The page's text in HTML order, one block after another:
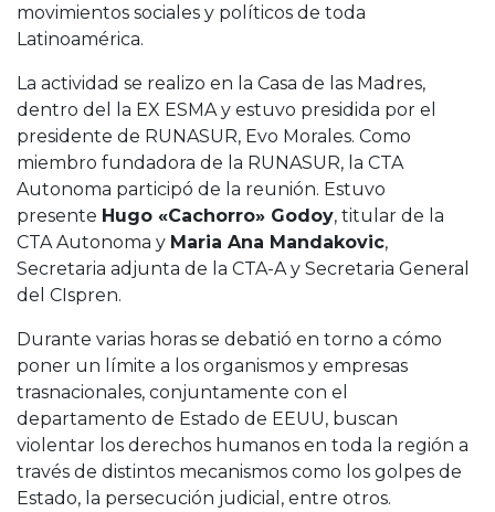
movimientos sociales y políticos de toda
Latinoamérica.
La actividad se realizo en la Casa de las Madres,
dentro del la EX ESMA y estuvo presidida por el
presidente de RUNASUR, Evo Morales. Como
miembro fundadora de la RUNASUR, la CTA
Autonoma participó de la reunión. Estuvo
presente Hugo «Cachorro» Godoy, titular de la
CTA Autonoma y Maria Ana Mandakovic,
Secretaria adjunta de la CTA-A y Secretaria General
del CIspren.
Durante varias horas se debatió en torno a cómo
poner un límite a los organismos y empresas
trasnacionales, conjuntamente con el
departamento de Estado de EEUU, buscan
violentar los derechos humanos en toda la región a
través de distintos mecanismos como los golpes de
Estado, la persecución judicial, entre otros.